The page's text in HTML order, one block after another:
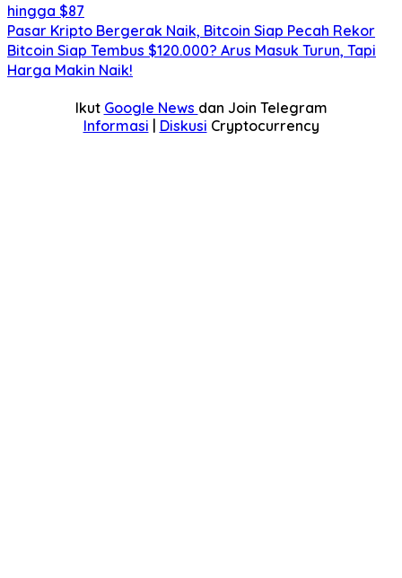
hingga $87
Pasar Kripto Bergerak Naik, Bitcoin Siap Pecah Rekor
Bitcoin Siap Tembus $120.000? Arus Masuk Turun, Tapi
Harga Makin Naik!
Ikut Google News dan Join Telegram
Informasi
Diskusi Cryptocurrency